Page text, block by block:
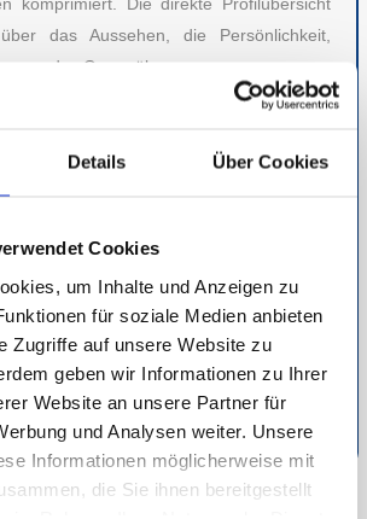
Details Über Cookies
Cookies
um Inhalte und Anzeigen zu
für soziale Medien anbieten
Zugriffe auf unsere Website zu
geben wir Informationen zu Ihrer
Website an unsere Partner für
und Analysen weiter. Unsere
Informationen möglicherweise mit
die Sie ihnen bereitgestellt
das Aussehen, die Persönlichkeit,
des Gegenübers.
Zeit mehr verschwenden und können
Über das Chatten hinaus, sorgt das
Internet durch Telefon- und Videodates
und effektive Möglichkeit neue
der gleichen Lebenseinstellung
und sich zu verlieben. Finden Sie Ihr
zur Durchführung unserer Studien
.